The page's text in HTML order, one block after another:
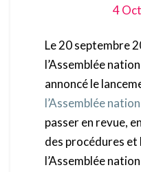
4
Le 20 septembre
l’Assemblée
annoncé le
l’Assemblée
passer en revue,
des procédures et
l’Assemblée